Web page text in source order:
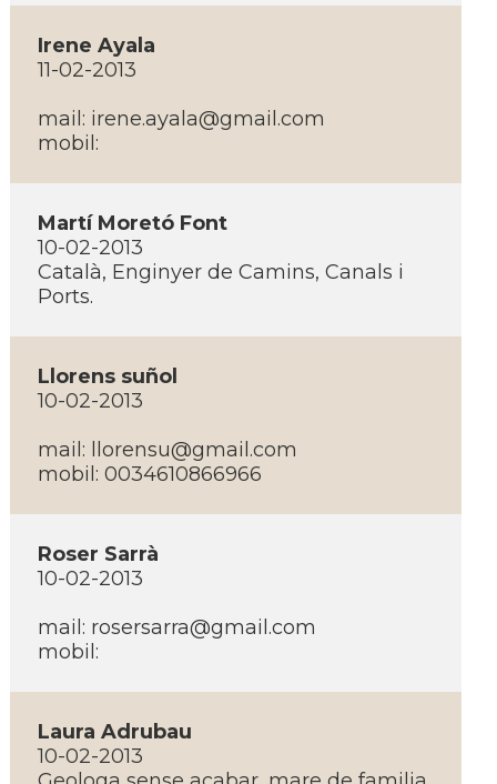
Irene Ayala
11-02-2013
mail: irene.ayala@gmail.com
mobil:
Martí­ Moretó Font
10-02-2013
Català, Enginyer de Camins, Canals i
Ports.
Llorens suñol
10-02-2013
mail:
llorensu@gmail.com
mobil: 0034610866966
Roser Sarrà
10-02-2013
mail: rosersarra@gmail.com
mobil:
Laura Adrubau
10-02-2013